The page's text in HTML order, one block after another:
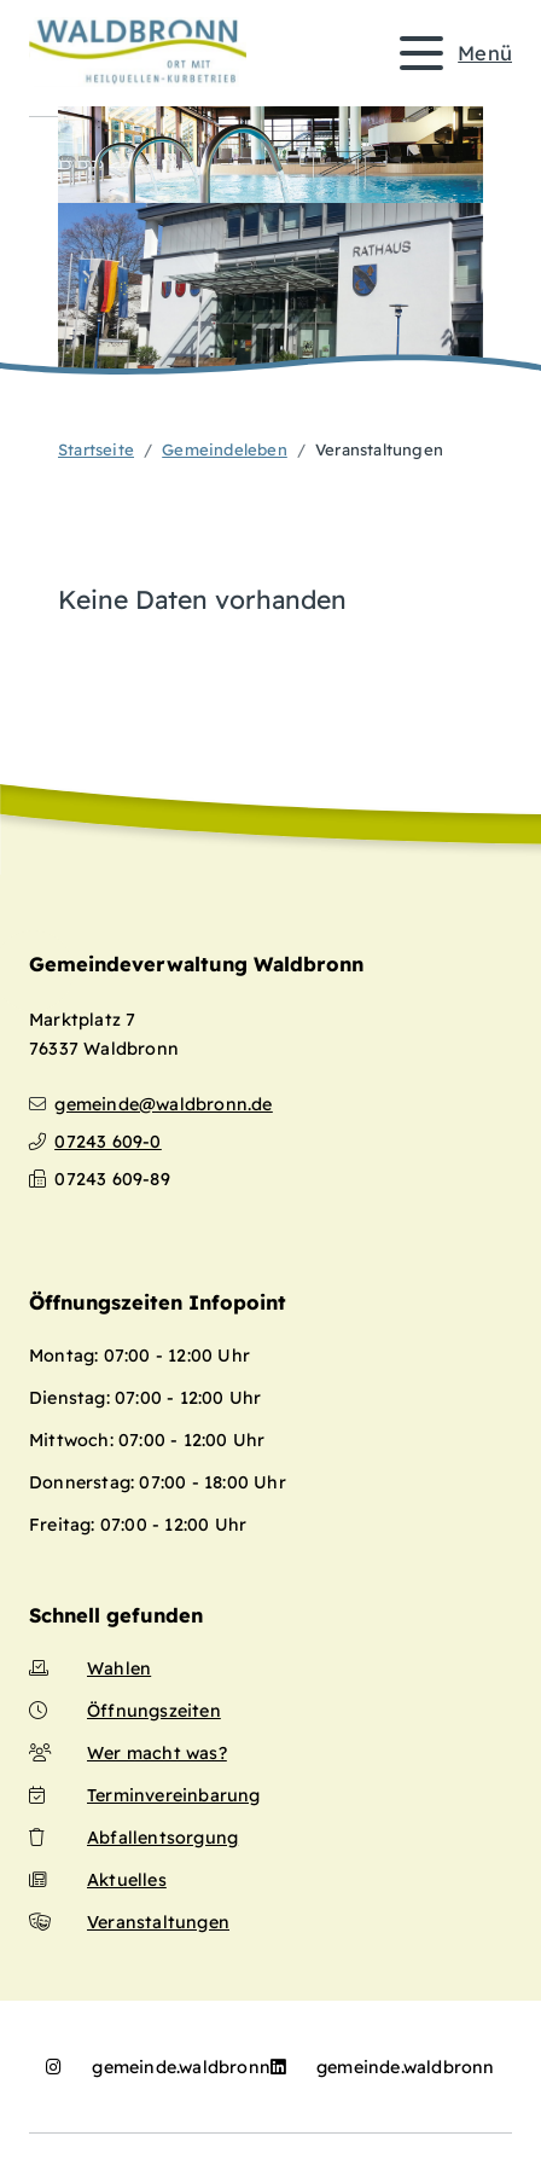
Menü
Startseite Gemeindeleben Veranstaltungen
Keine Daten vorhanden
Gemeindeverwaltung Waldbronn
Marktplatz 7
76337 Waldbronn
gemeinde@waldbronn.de
07243 609-0
07243 609-89
Öffnungszeiten Infopoint
Montag: 07:00 - 12:00 Uhr
Dienstag: 07:00 - 12:00 Uhr
Mittwoch: 07:00 - 12:00 Uhr
Donnerstag: 07:00 - 18:00 Uhr
Freitag: 07:00 - 12:00 Uhr
Schnell gefunden
Wahlen
Öffnungszeiten
Wer macht was?
Terminvereinbarung
Abfallentsorgung
Aktuelles
Veranstaltungen
gemeinde.waldbronn gemeinde.waldbronn